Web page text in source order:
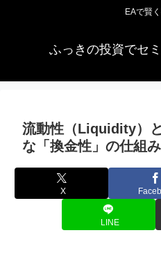
EAで賢
ふっきの投資でセ
流動性（Liquidity）
な「換金性」の仕組
X
LINE